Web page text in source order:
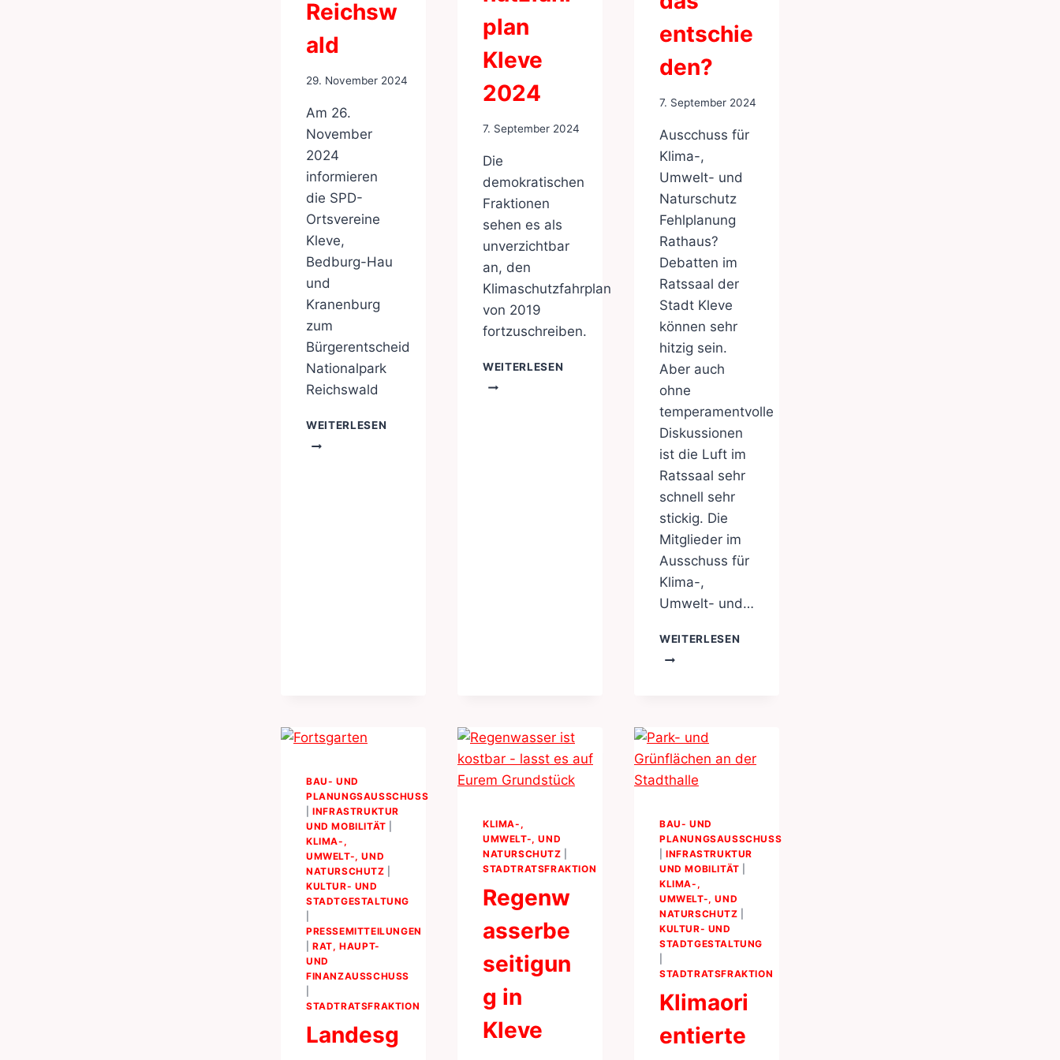
Reichsw
ald
29. November 2024
Am 26.
November
2024
informieren
die SPD-
Ortsvereine
Kleve,
Bedburg-Hau
und
Kranenburg
zum
Bürgerentscheid
Nationalpark
Reichswald
WEITERLESEN
plan
Kleve
2024
7. September 2024
Die
demokratischen
Fraktionen
sehen es als
unverzichtbar
an, den
Klimaschutzfahrplan
von 2019
fortzuschreiben.
WEITERLESEN KLIMASCHUTZFAHRPLAN
entschie
den?
7. September 2024
Auscchuss für
Klima-,
Umwelt- und
Naturschutz
Fehlplanung
Rathaus?
Debatten im
Ratssaal der
Stadt Kleve
können sehr
hitzig sein.
Aber auch
ohne
temperamentvolle
Diskussionen
ist die Luft im
Ratssaal sehr
schnell sehr
stickig. Die
Mitglieder im
Ausschuss für
Klima-,
Umwelt- und…
WEITERLESEN
BAU- UND
PLANUNGSAUSSCHUSS
|INFRASTRUKTUR
UND MOBILITÄT
KLIMA-,
UMWELT-, UND
NATURSCHUTZ
KULTUR- UND
STADTGESTALTUNG
PRESSEMITTEILUNGEN
|RAT, HAUPT-
UND
FINANZAUSSCHUSS
STADTRATSFRAKTION
Landesg
KLIMA-,
UMWELT-, UND
NATURSCHUTZ
STADTRATSFRAKTION
Regenw
asserbe
seitigun
g in
Kleve
BAU- UND
PLANUNGSAUSSCHUSS
|INFRASTRUKTUR
UND MOBILITÄT
KLIMA-,
UMWELT-, UND
NATURSCHUTZ
KULTUR- UND
STADTGESTALTUNG
STADTRATSFRAKTION
Klimaori
entierte